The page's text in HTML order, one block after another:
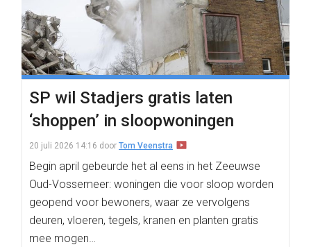
SP wil Stadjers gratis laten
‘shoppen’ in sloopwoningen
20 juli 2026 14:16 door Tom Veenstra
Begin april gebeurde het al eens in het Zeeuwse
Oud-Vossemeer: woningen die voor sloop worden
geopend voor bewoners, waar ze vervolgens
deuren, vloeren, tegels, kranen en planten gratis
mee mogen…